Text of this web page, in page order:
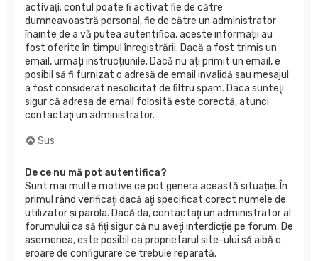
activaţi; contul poate fi activat fie de către
dumneavoastră personal, fie de către un administrator
înainte de a vă putea autentifica, aceste informații au
fost oferite în timpul înregistrării. Dacă a fost trimis un
email, urmați instrucțiunile. Dacă nu ați primit un email, e
posibil să fi furnizat o adresă de email invalidă sau mesajul
a fost considerat nesolicitat de filtru spam. Daca sunteţi
sigur că adresa de email folosită este corectă, atunci
contactaţi un administrator.
Sus
De ce nu mă pot autentifica?
Sunt mai multe motive ce pot genera această situație. În
primul rând verificaţi dacă aţi specificat corect numele de
utilizator şi parola. Dacă da, contactaţi un administrator al
forumului ca să fiţi sigur că nu aveţi interdicţie pe forum. De
asemenea, este posibil ca proprietarul site-ului să aibă o
eroare de configurare ce trebuie reparată.